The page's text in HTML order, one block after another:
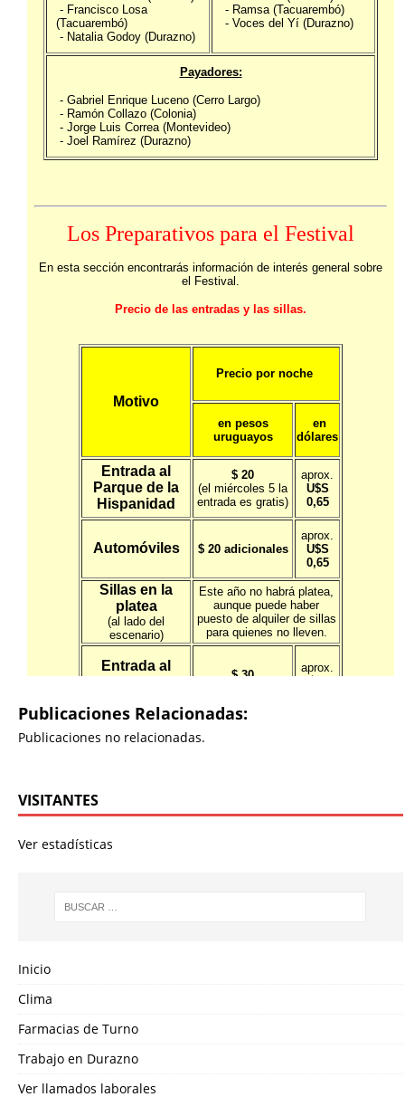
Publicaciones Relacionadas:
Publicaciones no relacionadas.
VISITANTES
Ver estadísticas
Inicio
Clima
Farmacias de Turno
Trabajo en Durazno
Ver llamados laborales